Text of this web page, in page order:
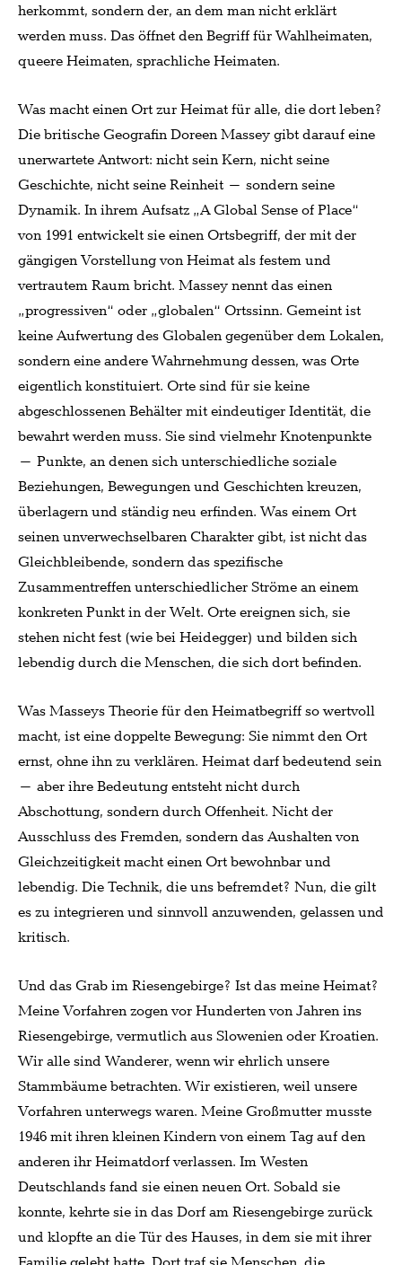
herkommt, sondern der, an dem man nicht erklärt
werden muss. Das öffnet den Begriff für Wahlheimaten,
queere Heimaten, sprachliche Heimaten.
Was macht einen Ort zur Heimat für alle, die dort leben?
Die britische Geografin Doreen Massey gibt darauf eine
unerwartete Antwort: nicht sein Kern, nicht seine
Geschichte, nicht seine Reinheit – sondern seine
Dynamik. In ihrem Aufsatz „A Global Sense of Place“
von 1991 entwickelt sie einen Ortsbegriff, der mit der
gängigen Vorstellung von Heimat als festem und
vertrautem Raum bricht. Massey nennt das einen
„progressiven“ oder „globalen“ Ortssinn. Gemeint ist
keine Aufwertung des Globalen gegenüber dem Lokalen,
sondern eine andere Wahrnehmung dessen, was Orte
eigentlich konstituiert. Orte sind für sie keine
abgeschlossenen Behälter mit eindeutiger Identität, die
bewahrt werden muss. Sie sind vielmehr Knotenpunkte
– Punkte, an denen sich unterschiedliche soziale
Beziehungen, Bewegungen und Geschichten kreuzen,
überlagern und ständig neu erfinden. Was einem Ort
seinen unverwechselbaren Charakter gibt, ist nicht das
Gleichbleibende, sondern das spezifische
Zusammentreffen unterschiedlicher Ströme an einem
konkreten Punkt in der Welt. Orte ereignen sich, sie
stehen nicht fest (wie bei Heidegger) und bilden sich
lebendig durch die Menschen, die sich dort befinden.
Was Masseys Theorie für den Heimatbegriff so wertvoll
macht, ist eine doppelte Bewegung: Sie nimmt den Ort
ernst, ohne ihn zu verklären. Heimat darf bedeutend sein
– aber ihre Bedeutung entsteht nicht durch
Abschottung, sondern durch Offenheit. Nicht der
Ausschluss des Fremden, sondern das Aushalten von
Gleichzeitigkeit macht einen Ort bewohnbar und
lebendig. Die Technik, die uns befremdet? Nun, die gilt
es zu integrieren und sinnvoll anzuwenden, gelassen und
kritisch.
Und das Grab im Riesengebirge? Ist das meine Heimat?
Meine Vorfahren zogen vor Hunderten von Jahren ins
Riesengebirge, vermutlich aus Slowenien oder Kroatien.
Wir alle sind Wanderer, wenn wir ehrlich unsere
Stammbäume betrachten. Wir existieren, weil unsere
Vorfahren unterwegs waren. Meine Großmutter musste
1946 mit ihren kleinen Kindern von einem Tag auf den
anderen ihr Heimatdorf verlassen. Im Westen
Deutschlands fand sie einen neuen Ort. Sobald sie
konnte, kehrte sie in das Dorf am Riesengebirge zurück
und klopfte an die Tür des Hauses, in dem sie mit ihrer